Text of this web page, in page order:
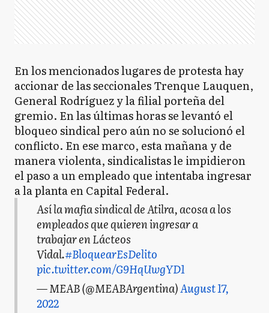
En los mencionados lugares de protesta hay
accionar de las seccionales Trenque Lauquen,
General Rodríguez y la filial porteña del
gremio. En las últimas horas se levantó el
bloqueo sindical pero aún no se solucionó el
conflicto. En ese marco, esta mañana y de
manera violenta, sindicalistas le impidieron
el paso a un empleado que intentaba ingresar
a la planta en Capital Federal.
Así la mafia sindical de Atilra, acosa a los
empleados que quieren ingresar a
trabajar en Lácteos
Vidal.#BloquearEsDelito
pic.twitter.com/G9HqUwgYD1
— MEAB (@MEABArgentina)August 17,
2022